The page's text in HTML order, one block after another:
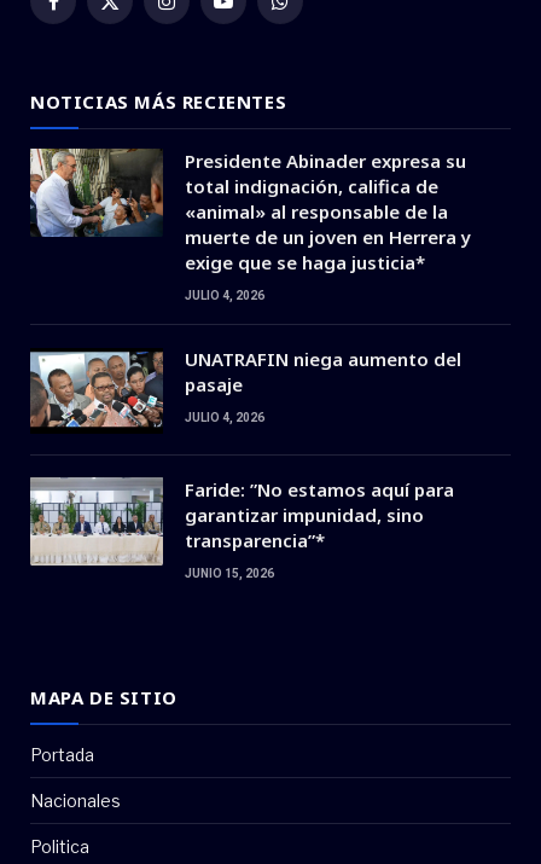
Facebook
X
InstagramYouTubeWhatsApp
NOTICIAS MÁS RECIENTES
Presidente Abinader expresa su
total indignación, califica de
«animal» al responsable de la
muerte de un joven en Herrera y
exige que se haga justicia*
JULIO 4, 2026
UNATRAFIN niega aumento del
pasaje
JULIO 4, 2026
Faride: ”No estamos aquí para
garantizar impunidad, sino
transparencia”*
JUNIO 15, 2026
MAPA DE SITIO
Portada
Nacionales
Politica